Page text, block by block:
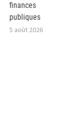
finances
publiques
5 août 2026